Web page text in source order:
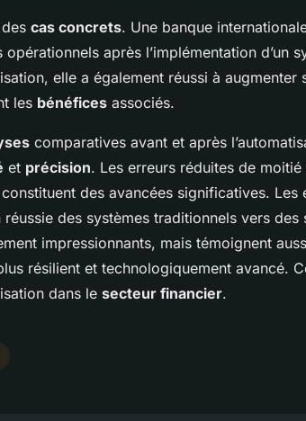
cas concrets. Une banque
opérationnels après l’implémentation d’un
elle a également réussi à
les bénéfices associés.
comparatives avant et après
et précision. Les erreurs réduites de
des avancées significatives. Les
réussie des systèmes traditionnels vers
impressionnants, mais témoignent
résilient et technologiquement avancé.
dans le secteur financier.